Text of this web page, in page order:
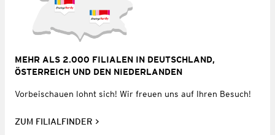
MEHR ALS 2.000 FILIALEN IN DEUTSCHLAND,
ÖSTERREICH UND DEN NIEDERLANDEN
Vorbeischauen lohnt sich! Wir freuen uns auf Ihren Besuch!
ZUM FILIALFINDER